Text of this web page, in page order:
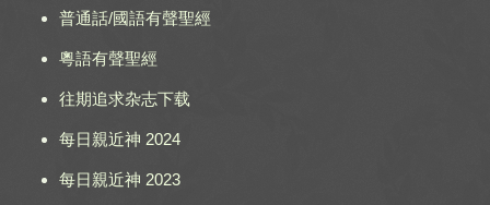
普通話/國語有聲聖經
粵語有聲聖經
往期追求杂志下载
每日親近神 2024
每日親近神 2023